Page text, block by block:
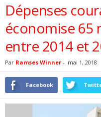
Dépenses
économise 65
entre 2014 et
Par Ramses Winner - mai 1, 2018
Facebook